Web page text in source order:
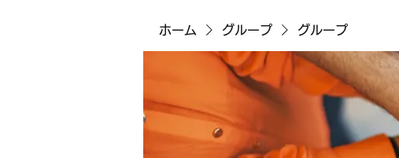
ホーム グループ グループ